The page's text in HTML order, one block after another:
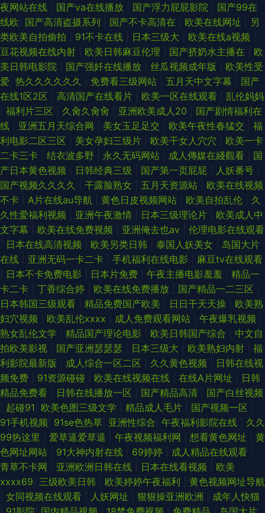
夜网站在线
国产va在线播放 国产浮力屁屁影院
国产99在
线欧 国产高清盗摄系列 国产不卡高清在 欧美在线网址
另
类欧美自拍偷拍
91不卡在线 日本三级大 欧美在线a视频
豆花视频在线内射
欧美日韩麻豆伦理 国产挤奶水主播在
欧
美日韩电影院
国产强奷在线播放 丝瓜视频成年版
欧美性受
爱 热久久久久久久 免费看三级网站 五月天中文字幕
国产
在线1区2区
高清国产在线看片 欧美一区在线观看
乱伦妈妈
福利片三区 久肏久肏肏 亚洲欧美成人20
国产剧情福利在
线
亚洲五月天综合网 美女玉足足交 欧美午夜性春猛交
福
利电影二区三区
美女孕妇三级片 欧美干女人穴穴
欧美一卡
二卡三卡
结衣波多野 永久无码网站 成人傳媒在綫觀看
国
产日本黄色视频
日韩经典三级 国产第一页屁屁 人妖番号
国产视频久久久久
干露脸熟女 五月天资源站
欧美在线视频
不卡
A片在线au导航 黄色日皮视频网站 欧美自拍乱伦
久
久性爱福利视频
亚洲午夜激情 日本三级理论片
欧美成人中
文字幕
欧美在线免费视频 亚洲俺去也av
伦理电影在线观看
日本在线高清视频 欧美另类日韩 泰国人妖美女
岛国大片
在线
亚洲无码一卡二卡 手机福利在线电影
麻豆tv在线观看
日本不卡免费电影 日本片免费 午夜主播电影羞羞
精品一
卡二卡
丁香综合婷 欧美在线免费播放 国产精品一二三区
日本韩国三级观看
精品免费国产欧美 日日干天天操
欧美熟
妇穴视频
欧美乱伦xxxx 成人免费观看网站 午夜爆乳视频
熟女乱伦文学
精品国产理论电影 欧美日韩国产综合
中文自
拍欧美影视
国产亚洲瑟瑟瑟 日本三级大 欧美熟妇内射
福
利影院最新版
成人综合一区二区 久久黄色视频
日韩在线视
频免费
91资源碰碰 欧美在线视频在线 在线A片网址
日韩
精品免费看
日韩在线播放一区 国产精品高清
国产白丝视频
起碰91 欧美色图三级文学 精品成人毛片 国产视频一区
91手机视频 91se色热草 亚洲性综合 午夜福利影院在线
久久
99热这里
爱草逼爱草逼 午夜视频福利网 想看黄色网址
黄
色网址网站
91大神内射在线 69婷婷 成人精品在线观看
青草不卡网
亚洲欧洲日韩在线 日本在线看视频
欧美
xxxx69 三级欧美日韩 欧美婷婷午夜福利
黄色视频网址导航
女同视频在线观看 人妖网址 狠狠操亚洲欧洲
成年人快猫